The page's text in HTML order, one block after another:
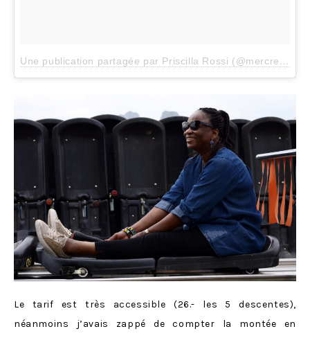
Une publication partagée par Priscilla Rossi (@mercredieblog)
Le tarif est très accessible (26.- les 5 descentes),
néanmoins j’avais zappé de compter la montée en